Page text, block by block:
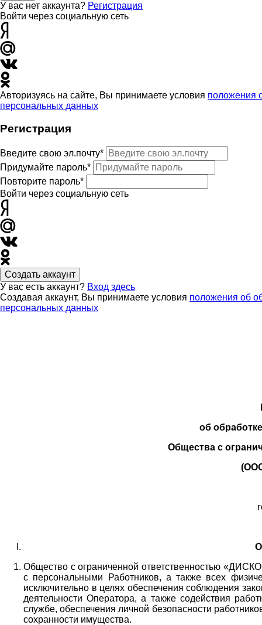
У вас нет аккаунта? Регистрация
Войти через социальную сеть
Авторизуясь на сайте, Вы принимаете условия положения
персональных данных
Регистрация
Введите свою эл.почту*
Придумайте пароль*
Повторите пароль*
Войти через социальную сеть
Создать аккаунт
У вас есть аккаунт? Вход здесь
Создавая аккаунт, Вы принимаете условия положения об
персональных данных
об
Общества с
Общество с ограниченной ответственностью
с персональными Работников, а также всех
исключительно в целях обеспечения соблюдения
деятельности Оператора,а также содействия
службе, обеспечения личной безопасности
сохранности имущества.